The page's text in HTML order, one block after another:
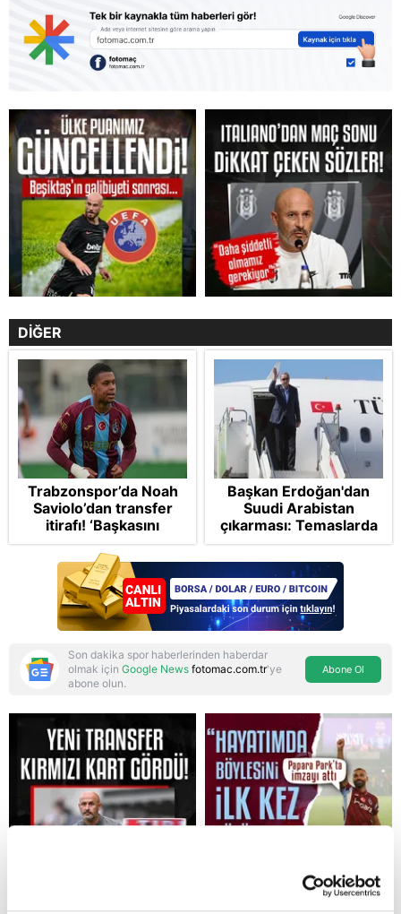
Reddet
DİĞER
Trabzonspor’da Noah
Saviolo’dan transfer
itirafı! ‘Başkasını
izlemeye geldi’
Başkan Erdoğan'dan
Suudi Arabistan
çıkarması: Temaslarda
bulunacak
Son dakika spor haberlerinden haberdar
olmak için Google News fotomac.com.tr'ye
abone olun.
Abone Ol